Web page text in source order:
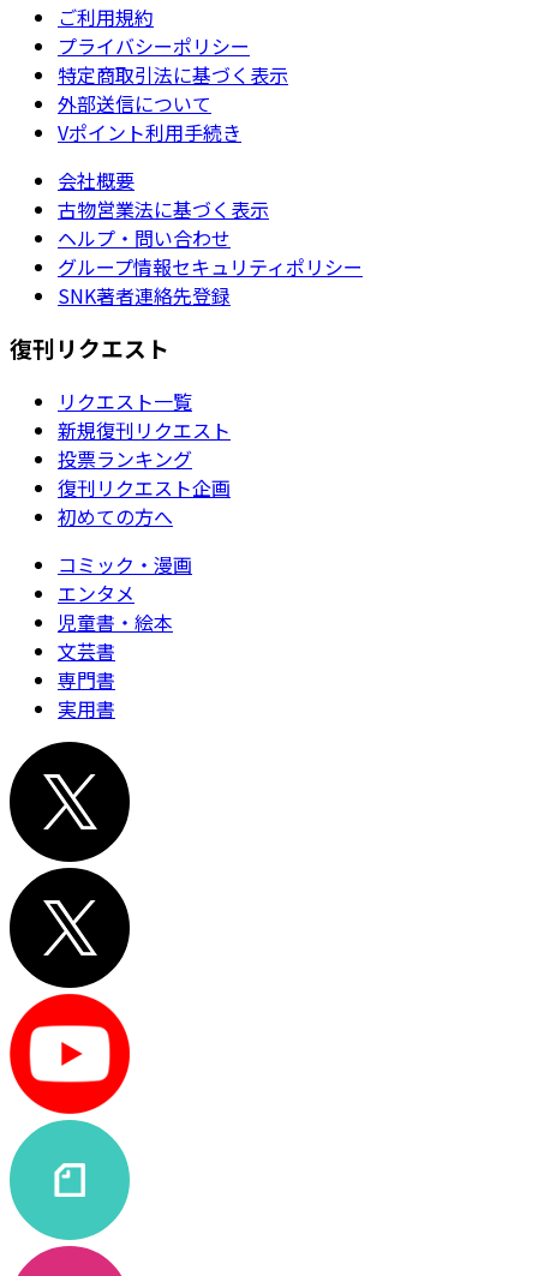
ご利用規約
プライバシーポリシー
特定商取引法に基づく表示
外部送信について
Vポイント利用手続き
会社概要
古物営業法に基づく表示
ヘルプ・問い合わせ
グループ情報セキュリティポリシー
SNK著者連絡先登録
復刊リクエスト
リクエスト一覧
新規復刊リクエスト
投票ランキング
復刊リクエスト企画
初めての方へ
コミック・漫画
エンタメ
児童書・絵本
文芸書
専門書
実用書